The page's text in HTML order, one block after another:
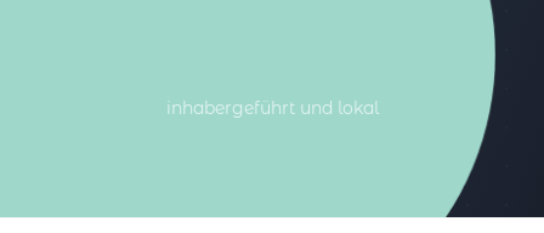
inhabergeführt und lokal